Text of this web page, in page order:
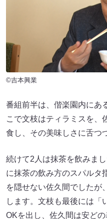
©吉本興業
番組前半は、偕楽園内にあ
こで文枝はティラミスを、
食し、その美味しさに舌つ
続けて2人は抹茶を飲みま
に抹茶の飲み方のスパルタ
を隠せない佐久間でしたが
します。文枝も最後には「
OKを出し、佐久間は安どの